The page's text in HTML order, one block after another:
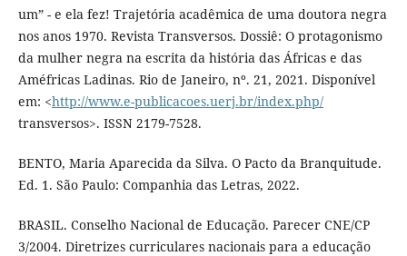
um” - e ela fez! Trajetória acadêmica de uma doutora negra
nos anos 1970. Revista Transversos. Dossiê: O protagonismo
da mulher negra na escrita da história das Áfricas e das
Améfricas Ladinas. Rio de Janeiro, nº. 21, 2021. Disponível
em: <http://www.e-publicacoes.uerj.br/index.php/
transversos>. ISSN 2179-7528.
BENTO, Maria Aparecida da Silva. O Pacto da Branquitude.
Ed. 1. São Paulo: Companhia das Letras, 2022.
BRASIL. Conselho Nacional de Educação. Parecer CNE/CP
3/2004. Diretrizes curriculares nacionais para a educação